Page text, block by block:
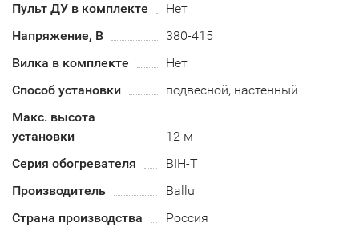
Пульт ДУ в комплекте
Нет
Напряжение, В
380-415
Вилка в комплекте
Нет
Способ установки
подвесной, настенный
Макс. высота
установки
12 м
Серия обогревателя
BIH-T
Производитель
Ballu
Страна производства
Россия